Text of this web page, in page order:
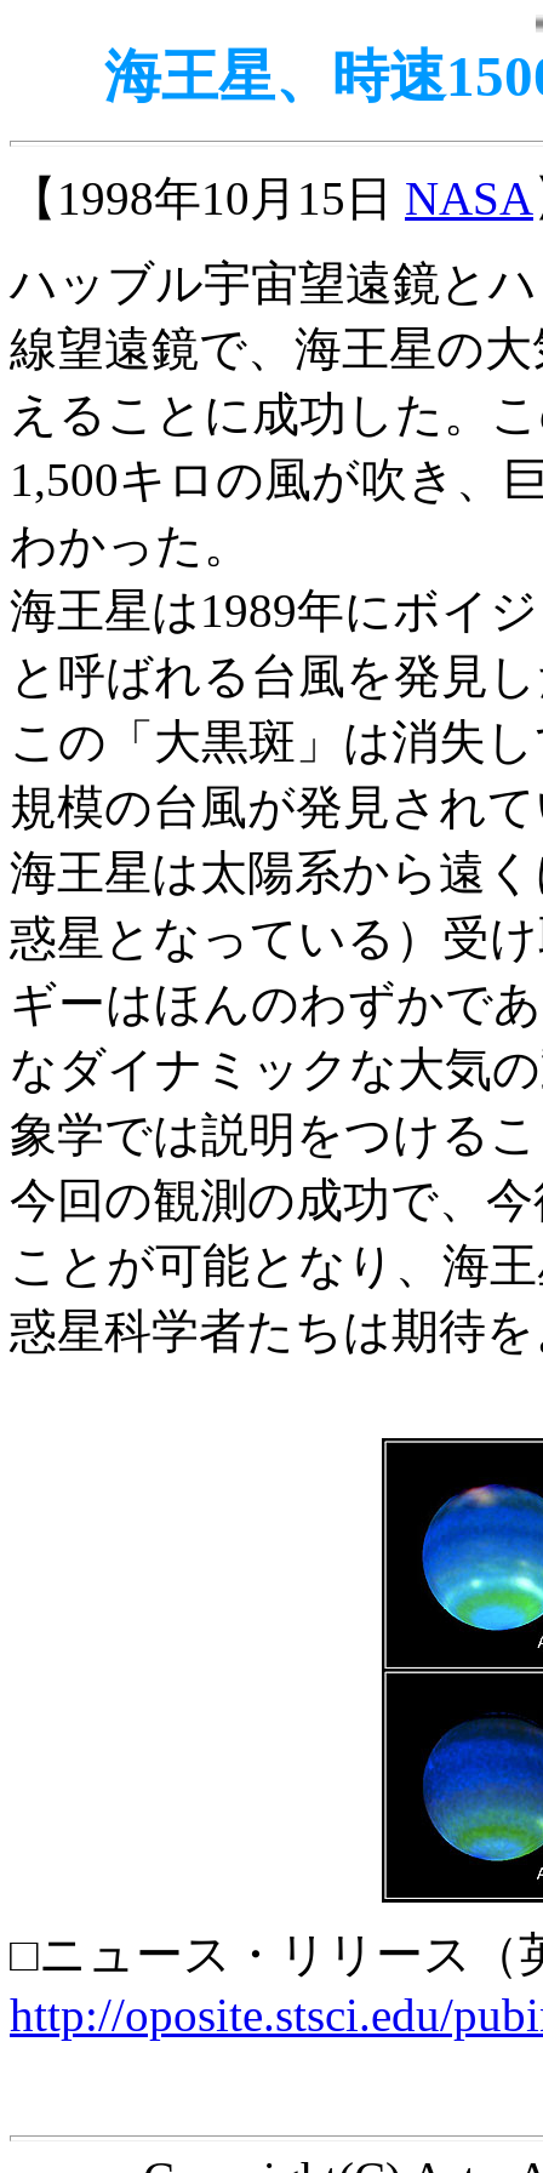
海王星、時速
【1998年10月15日 NASA
ハッブル宇宙望遠鏡と
線望遠鏡で、海王星の
えることに成功した。
1,500キロの風が吹き、
わかった。
海王星は1989年にボイ
と呼ばれる台風を発見
この「大黒斑」は消失
規模の台風が発見され
海王星は太陽系から遠
惑星となっている）受
ギーはほんのわずかで
なダイナミックな大気
象学では説明をつける
今回の観測の成功で、
ことが可能となり、海
惑星科学者たちは期待
□ニュース・リリース（
http://oposite.stsci.edu/